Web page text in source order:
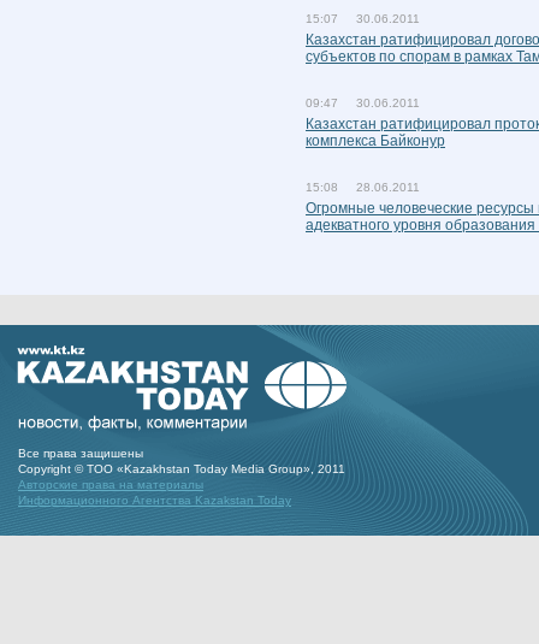
15:07 30.06.2011
Казахстан ратифицировал
субъектов по спорам в рамках
09:47 30.06.2011
Казахстан ратифицировал
комплекса Байконур
15:08 28.06.2011
Огромные человеческие
адекватного уровня образования
Все права защишены
Copyright © ТОО «Kazakhstan Today Media Group», 2011
Авторские права на материалы
Информационного Агентства Kazakstan Today